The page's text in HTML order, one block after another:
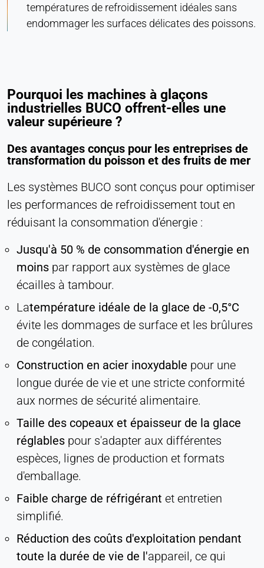
températures de refroidissement idéales sans
endommager les surfaces délicates des poissons.
Pourquoi les machines à glaçons
industrielles BUCO offrent-elles une
valeur supérieure ?
Des avantages conçus pour les entreprises de
transformation du poisson et des fruits de mer
Les systèmes BUCO sont conçus pour optimiser
les performances de refroidissement tout en
réduisant la consommation d'énergie :
Jusqu'à 50 % de consommation d'énergie en
moins par rapport aux systèmes de glace
écailles à tambour.
Latempérature idéale de la glace de -0,5°C
évite les dommages de surface et les brûlures
de congélation.
Construction en acier inoxydable pour une
longue durée de vie et une stricte conformité
aux normes de sécurité alimentaire.
Taille des copeaux et épaisseur de la glace
réglables pour s'adapter aux différentes
espèces, lignes de production et formats
d'emballage.
Faible charge de réfrigérant et entretien
simplifié.
Réduction des coûts d'exploitation pendant
toute la durée de vie de l'appareil, ce qui